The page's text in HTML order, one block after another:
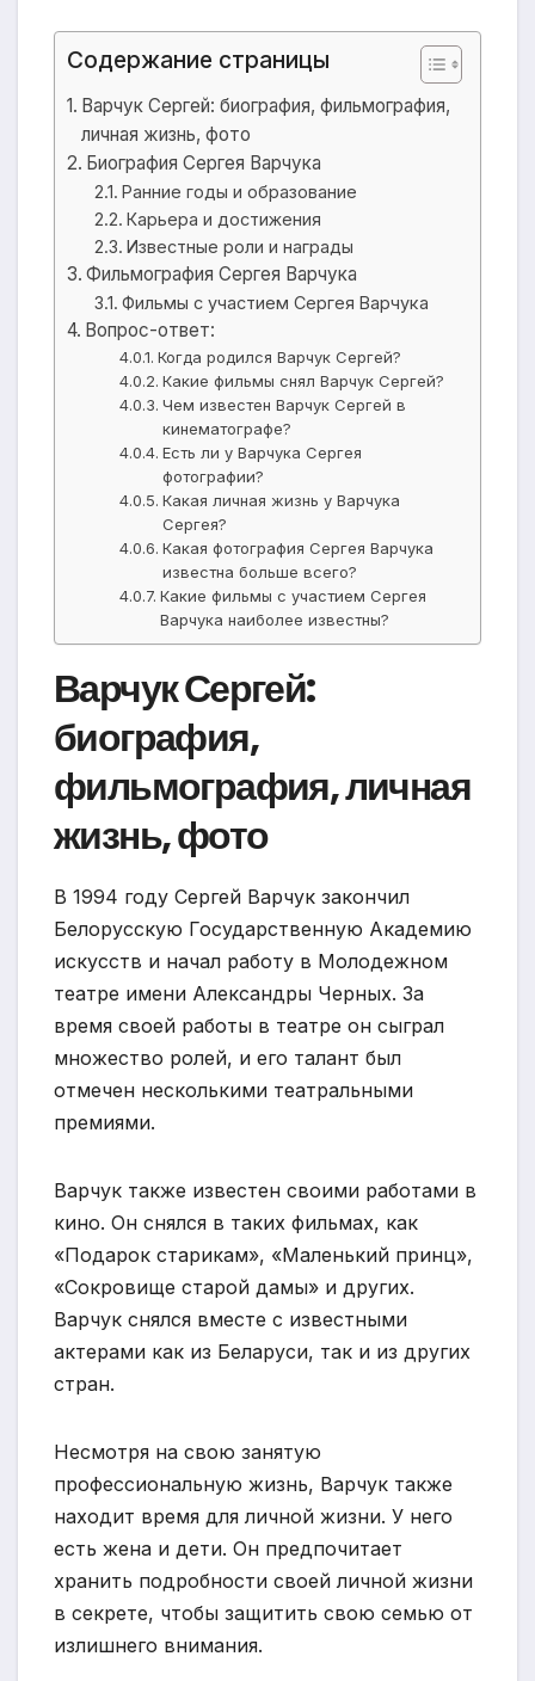
Содержание страницы
Варчук Сергей: биография, фильмография,
личная жизнь, фото
Биография Сергея Варчука
Ранние годы и образование
Карьера и достижения
Известные роли и награды
Фильмография Сергея Варчука
Фильмы с участием Сергея Варчука
Вопрос-ответ:
Когда родился Варчук Сергей?
Какие фильмы снял Варчук Сергей?
Чем известен Варчук Сергей в
кинематографе?
Есть ли у Варчука Сергея
фотографии?
Какая личная жизнь у Варчука
Сергея?
Какая фотография Сергея Варчука
известна больше всего?
Какие фильмы с участием Сергея
Варчука наиболее известны?
Варчук Сергей:
биография,
фильмография, личная
жизнь, фото
В 1994 году Сергей Варчук закончил
Белорусскую Государственную Академию
искусств и начал работу в Молодежном
театре имени Александры Черных. За
время своей работы в театре он сыграл
множество ролей, и его талант был
отмечен несколькими театральными
премиями.
Варчук также известен своими работами в
кино. Он снялся в таких фильмах, как
«Подарок старикам», «Маленький принц»,
«Сокровище старой дамы» и других.
Варчук снялся вместе с известными
актерами как из Беларуси, так и из других
стран.
Несмотря на свою занятую
профессиональную жизнь, Варчук также
находит время для личной жизни. У него
есть жена и дети. Он предпочитает
хранить подробности своей личной жизни
в секрете, чтобы защитить свою семью от
излишнего внимания.